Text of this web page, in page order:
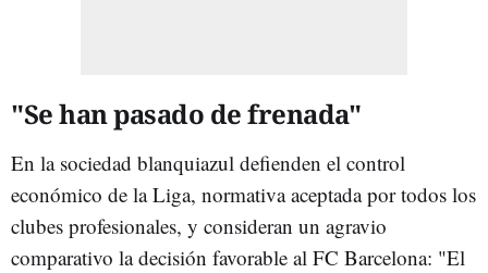
"Se han pasado de frenada"
En la sociedad blanquiazul defienden el control
económico de la Liga, normativa aceptada por todos los
clubes profesionales, y consideran un agravio
comparativo la decisión favorable al FC Barcelona: "El